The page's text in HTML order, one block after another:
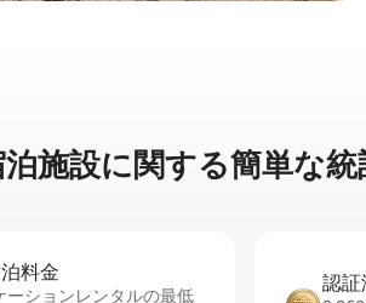
施⁠設⁠に関⁠す⁠る簡⁠単⁠な統⁠
料⁠金
ーションレンタルの最低
認証